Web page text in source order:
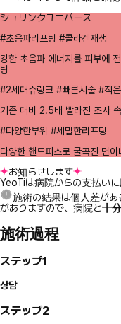
シュリンクユニバース
#초음파리프팅 #콜라겐재생
강한 초음파 에너지를 피부에
팅
#2세대슈링크 #빠른시술 #적
기존 대비 2.5배 빨라진 조사
#다양한부위 #세밀한리프팅
다양한 핸드피스로 굴곡진 면
お知らせします
YeoTiは病院からの支払い
施術の結果は個人差があ
がありますので、病院と十
施術過程
ステップ1
상담
ステップ2